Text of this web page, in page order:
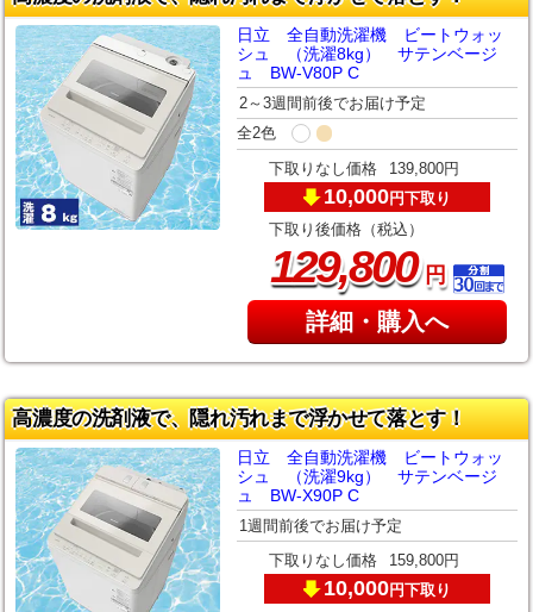
日立 全自動洗濯機 ビートウォッ
シュ （洗濯8kg） サテンベージ
ュ BW-V80P C
2～3週間前後でお届け予定
全2色
下取りなし価格 139,800円
10,000円下取り
下取り後価格（税込）
129,800円
詳細・購入へ
高濃度の洗剤液で、隠れ汚れまで浮かせて落とす！
日立 全自動洗濯機 ビートウォッ
シュ （洗濯9kg） サテンベージ
ュ BW-X90P C
1週間前後でお届け予定
下取りなし価格 159,800円
10,000円下取り